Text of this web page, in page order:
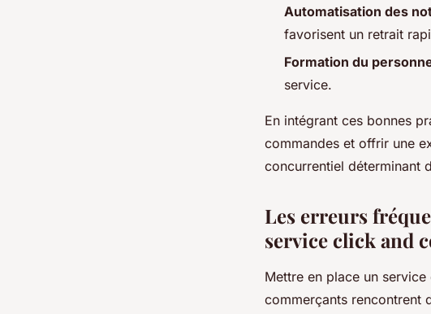
Automatisation des
favorisent un retrait
Formation du
service.
En intégrant ces bonnes
commandes et offrir une
concurrentiel déterminant
Les erreurs
service click and
Mettre en place un
commerçants rencontrent